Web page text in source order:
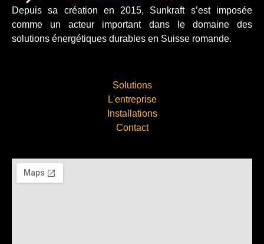
Depuis sa création en 2015, Sunkraft s’est imposée
comme un acteur important dans le domaine des
solutions énergétiques durables en Suisse romande.
Solutions
L'entreprise
Installations
Contact